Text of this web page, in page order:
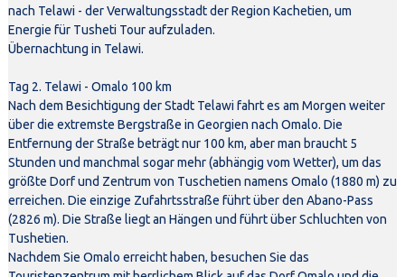
nach Telawi - der Verwaltungsstadt der Region Kachetien, um
Energie für Tusheti Tour aufzuladen.
Übernachtung in Telawi.
Tag 2. Telawi - Omalo 100 km
Nach dem Besichtigung der Stadt Telawi fahrt es am Morgen weiter
über die extremste Bergstraße in Georgien nach Omalo. Die
Entfernung der Straße beträgt nur 100 km, aber man braucht 5
Stunden und manchmal sogar mehr (abhängig vom Wetter), um das
größte Dorf und Zentrum von Tuschetien namens Omalo (1880 m) zu
erreichen. Die einzige Zufahrtsstraße führt über den Abano-Pass
(2826 m). Die Straße liegt an Hängen und führt über Schluchten von
Tushetien.
Nachdem Sie Omalo erreicht haben, besuchen Sie das